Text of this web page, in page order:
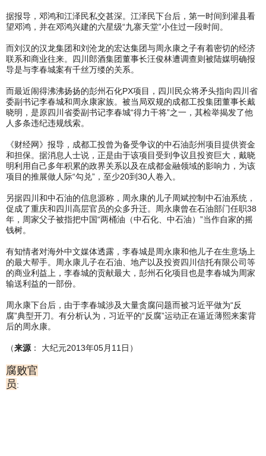
据报导，邓鸿和江泽民私交甚深。江泽民下台后，第一时间到灌县看
望邓鸿，并在邓鸿兴建的六星级“九寨天堂”小住过一段时间。
而刘汉的汉龙集团和刘沧龙的宏达集团与周永康之子有着密切的经济
联系和商业往来。四川郎酒集团董事长汪俊林遭调查则被陆媒明确报
导是与李春城案有千丝万缕的关系。
而最近闹得沸沸扬扬的彭州石化PX项目，四川民众将矛头指向四川省
委副书记李春城和周永康家族。被当局双规的成都工投集团董事长戴
晓明，是原四川省委副书记李春城“得力干将”之一，其检举揭发了他
人多条违纪违规线索。
《财经网》报导，成都工投曾为备受争议的中石油彭州项目提供资金
和担保。据消息人士说，正是由于该项目受到争议且投资巨大，戴晓
明利用自己多年积累的政界关系以及在成都金融领域的影响力，为该
项目的推展做人际“勾兑”，至少20到30人卷入。
另据四川和中石油的信息源称，周永康的儿子周斌控制中石油系统，
促成了重庆和四川高层官员的众多升迁。周永康曾在石油部门任职38
年，周家父子被指把中国“两桶油（中石化、中石油）”当作自家的摇
钱树。
有知情者对海外中文媒体透露，李春城是周永康和他儿子在生意场上
的最大帮手。周永康儿子在石油、地产以及投资四川信托有限公司等
的商业利益上，李春城的贡献最大，彭州石化项目也是李春城为周家
输送利益的一部份。
周永康下台后，由于李春城涉及大量贪腐问题而被习近平做为“反
腐”典型开刀。有分析认为，习近平的“反腐”运动正在逼近薄熙来案背
后的周永康。
（来源 ： 大纪元2013年05月11日）
腐败官
员: